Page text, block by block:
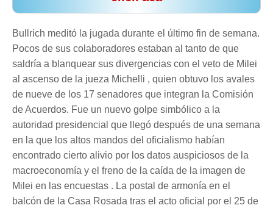
Bullrich meditó la jugada durante el último fin de semana.
Pocos de sus colaboradores estaban al tanto de que
saldría a blanquear sus divergencias con el veto de Milei
al ascenso de la jueza Michelli , quien obtuvo los avales
de nueve de los 17 senadores que integran la Comisión
de Acuerdos. Fue un nuevo golpe simbólico a la
autoridad presidencial que llegó después de una semana
en la que los altos mandos del oficialismo habían
encontrado cierto alivio por los datos auspiciosos de la
macroeconomía y el freno de la caída de la imagen de
Milei en las encuestas . La postal de armonía en el
balcón de la Casa Rosada tras el acto oficial por el 25 de